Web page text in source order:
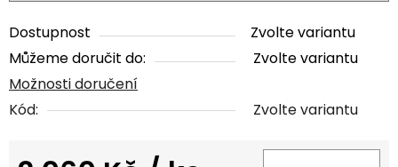
Dostupnost
Zvolte variantu
Můžeme doručit do:
Zvolte variantu
Možnosti doručení
Kód:
Zvolte variantu